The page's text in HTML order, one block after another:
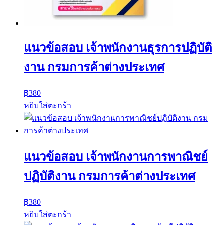
แนวข้อสอบ เจ้าพนักงานธุรการปฏิบัติ
งาน กรมการค้าต่างประเทศ
฿380
หยิบใส่ตะกร้า
แนวข้อสอบ เจ้าพนักงานการพาณิชย์
ปฏิบัติงาน กรมการค้าต่างประเทศ
฿380
หยิบใส่ตะกร้า